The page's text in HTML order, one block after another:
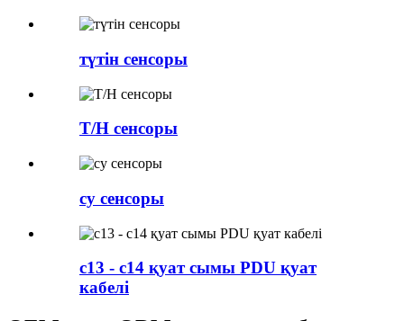
түтін сенсоры
T/H сенсоры
су сенсоры
c13 - c14 қуат сымы PDU қуат
кабелі